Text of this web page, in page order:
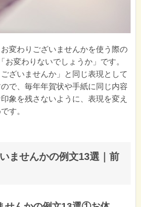
変わりございませんかを使う際の
お変わりないでしょうか」です。
ざいませんか」と同じ表現として
で、毎年年賀状や手紙に同じ内容
象を残さないように、表現を変え
す。
ませんかの例文13選｜前